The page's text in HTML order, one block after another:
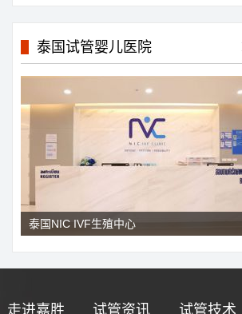
泰国试管婴儿医院
泰国NIC IVF生殖中心
走进嘉胜 试管资讯 试管技术